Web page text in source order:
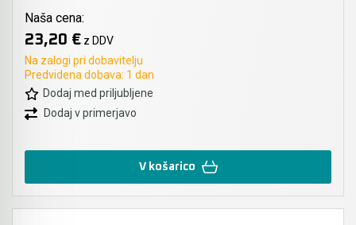
Naša cena:
23,20 € z DDV
Na zalogi pri dobavitelju
Predvidena dobava: 1 dan
Dodaj med priljubljene
Dodaj v primerjavo
V košarico